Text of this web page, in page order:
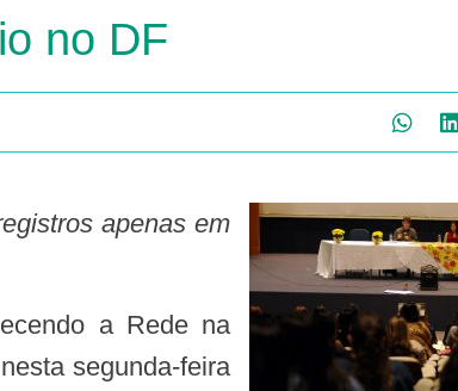
no DF
a Rede na
segunda-feira